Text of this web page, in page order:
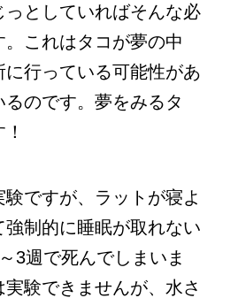
っとしていればそんな必
これはタコが夢の中
行っている可能性があ
のです。夢をみるタ
ですが、ラットが寝よ
強制的に睡眠が取れない
3週で死んでしまいま
験できませんが、水さ